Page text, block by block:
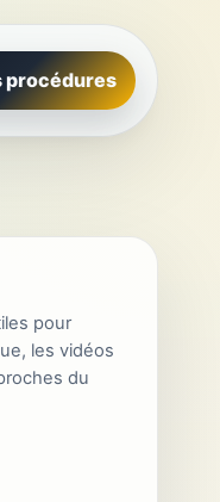
procédures
pour
les vidéos
du